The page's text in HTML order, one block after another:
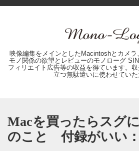
映像編集をメインとしたMacintoshとカメラ
モノ関係の欲望とレビューのモノローグ
フィリエイト広告等の収益を得ています。
立つ無駄遣いに使わせていた
Macを買ったらスグ
のこと 付録がいい